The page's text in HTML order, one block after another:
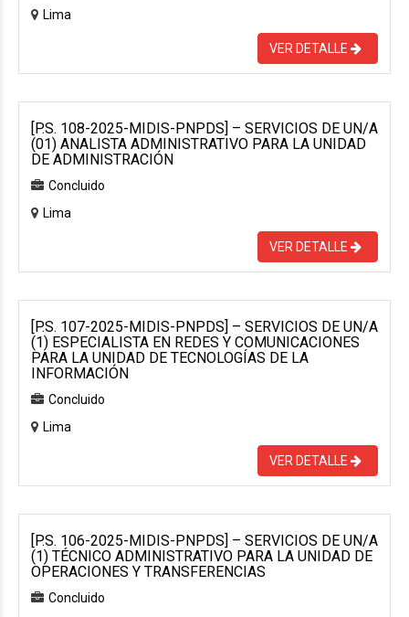
Lima
VER DETALLE
[P.S. 108-2025-MIDIS-PNPDS] – SERVICIOS DE UN/A
(01) ANALISTA ADMINISTRATIVO PARA LA UNIDAD
DE ADMINISTRACIÓN
Concluido
Lima
VER DETALLE
[P.S. 107-2025-MIDIS-PNPDS] – SERVICIOS DE UN/A
(1) ESPECIALISTA EN REDES Y COMUNICACIONES
PARA LA UNIDAD DE TECNOLOGÍAS DE LA
INFORMACIÓN
Concluido
Lima
VER DETALLE
[P.S. 106-2025-MIDIS-PNPDS] – SERVICIOS DE UN/A
(1) TÉCNICO ADMINISTRATIVO PARA LA UNIDAD DE
OPERACIONES Y TRANSFERENCIAS
Concluido